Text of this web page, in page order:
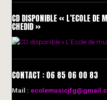
CD DISPONIBLE « L’ECOLE DE
CHEDID »
CONTACT : 06 85 06 00 83
Mail :